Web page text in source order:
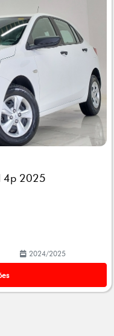
4p 2025
2024/2025